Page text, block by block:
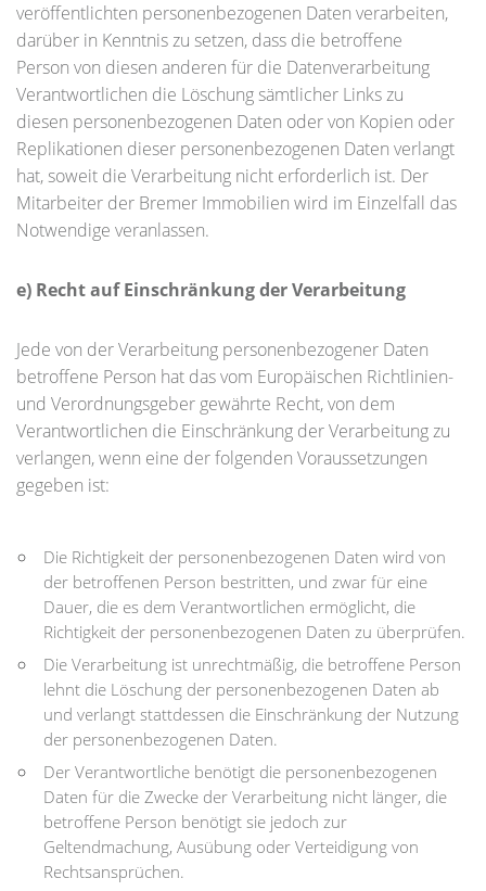
veröffentlichten personenbezogenen Daten verarbeiten,
darüber in Kenntnis zu setzen, dass die betroffene
Person von diesen anderen für die Datenverarbeitung
Verantwortlichen die Löschung sämtlicher Links zu
diesen personenbezogenen Daten oder von Kopien oder
Replikationen dieser personenbezogenen Daten verlangt
hat, soweit die Verarbeitung nicht erforderlich ist. Der
Mitarbeiter der Bremer Immobilien wird im Einzelfall das
Notwendige veranlassen.
e) Recht auf Einschränkung der Verarbeitung
Jede von der Verarbeitung personenbezogener Daten
betroffene Person hat das vom Europäischen Richtlinien-
und Verordnungsgeber gewährte Recht, von dem
Verantwortlichen die Einschränkung der Verarbeitung zu
verlangen, wenn eine der folgenden Voraussetzungen
gegeben ist:
Die Richtigkeit der personenbezogenen Daten wird von
der betroffenen Person bestritten, und zwar für eine
Dauer, die es dem Verantwortlichen ermöglicht, die
Richtigkeit der personenbezogenen Daten zu überprüfen.
Die Verarbeitung ist unrechtmäßig, die betroffene Person
lehnt die Löschung der personenbezogenen Daten ab
und verlangt stattdessen die Einschränkung der Nutzung
der personenbezogenen Daten.
Der Verantwortliche benötigt die personenbezogenen
Daten für die Zwecke der Verarbeitung nicht länger, die
betroffene Person benötigt sie jedoch zur
Geltendmachung, Ausübung oder Verteidigung von
Rechtsansprüchen.